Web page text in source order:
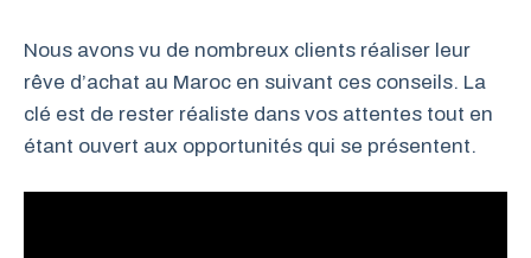
Nous avons vu de nombreux clients réaliser leur
rêve d’achat au Maroc en suivant ces conseils. La
clé est de rester réaliste dans vos attentes tout en
étant ouvert aux opportunités qui se présentent.